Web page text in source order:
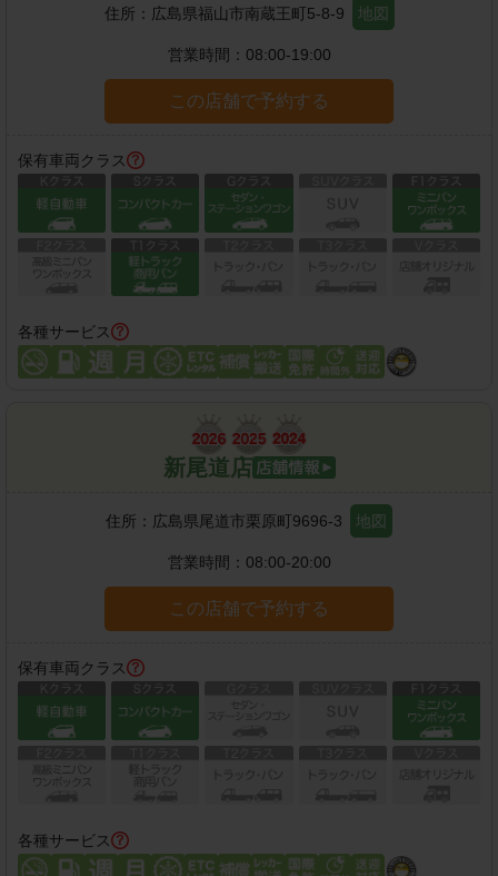
住所： 広島県福山市南蔵王町5-8-9 地図
営業時間： 08:00-19:00
この店舗で予約する
保有車両クラス
各種サービス
新尾道店
住所： 広島県尾道市栗原町9696-3 地図
営業時間： 08:00-20:00
この店舗で予約する
保有車両クラス
各種サービス